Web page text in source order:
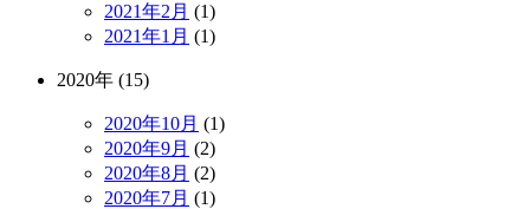
2021年2月 (1)
2021年1月 (1)
2020年 (15)
2020年10月 (1)
2020年9月 (2)
2020年8月 (2)
2020年7月 (1)